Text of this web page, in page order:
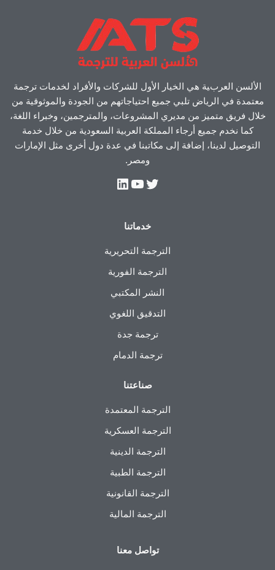
الألسن العربية هي الخيار الأول للشركات والأفراد لخدمات ترجمة
معتمدة في الرياض تلبي جميع احتياجاتهم من الجودة والموثوقية من
خلال فريق متميز من مديري المشروعات، والمترجمين، وخبراء اللغة،
كما نخدم جميع أرجاء المملكة العربية السعودية من خلال خدمة
التوصيل لدينا، إضافة إلى مكاتبنا في عدة دول أخرى مثل الإمارات
ومصر.
خدماتنا
الترجمة التحريرية
الترجمة الفورية
النشر المكتبي
التدقيق اللغوي
ترجمة جدة
ترجمة الدمام
صناعتنا
الترجمة المعتمدة
الترجمة العسكرية
الترجمة الدينية
الترجمة الطبية
الترجمة القانونية
الترجمة المالية
تواصل معنا